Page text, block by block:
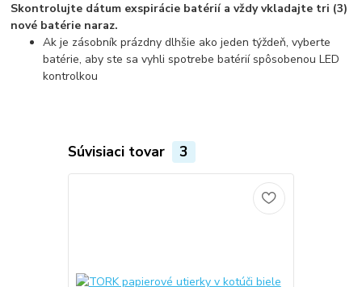
Skontrolujte dátum exspirácie batérií a vždy vkladajte tri (3)
nové batérie naraz.
Ak je zásobník prázdny dlhšie ako jeden týždeň, vyberte
batérie, aby ste sa vyhli spotrebe batérií spôsobenou LED
kontrolkou
Súvisiaci tovar 3